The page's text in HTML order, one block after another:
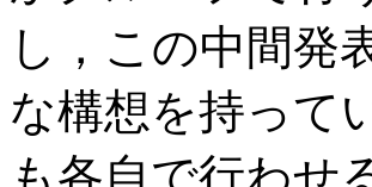
し，この中間発
な構想を持って
も各自で行わせ